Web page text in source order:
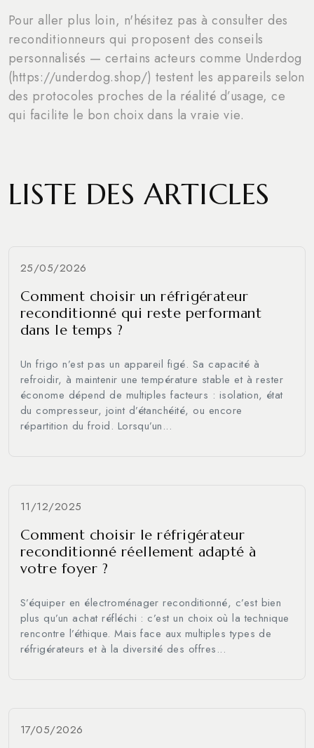
Pour aller plus loin, n'hésitez pas à consulter des
reconditionneurs qui proposent des conseils
personnalisés — certains acteurs comme Underdog
(https://underdog.shop/) testent les appareils selon
des protocoles proches de la réalité d’usage, ce
qui facilite le bon choix dans la vraie vie.
LISTE DES ARTICLES
25/05/2026
Comment choisir un réfrigérateur
reconditionné qui reste performant
dans le temps ?
Un frigo n’est pas un appareil figé. Sa capacité à
refroidir, à maintenir une température stable et à rester
économe dépend de multiples facteurs : isolation, état
du compresseur, joint d’étanchéité, ou encore
répartition du froid. Lorsqu’un...
11/12/2025
Comment choisir le réfrigérateur
reconditionné réellement adapté à
votre foyer ?
S’équiper en électroménager reconditionné, c’est bien
plus qu’un achat réfléchi : c’est un choix où la technique
rencontre l’éthique. Mais face aux multiples types de
réfrigérateurs et à la diversité des offres...
17/05/2026